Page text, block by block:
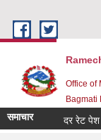
Office of
Bagmati
समाचार दर रेट पेश गर्ने